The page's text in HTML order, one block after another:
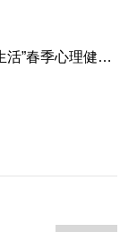
设计艺术学院扎实开展“珍惜生命 珍爱生活”春季心理健康主题班会